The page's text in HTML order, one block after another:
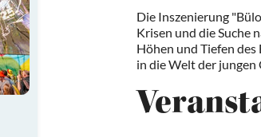
Die Inszenierung
Krisen und die Suche
Höhen und Tiefen
in die Welt der